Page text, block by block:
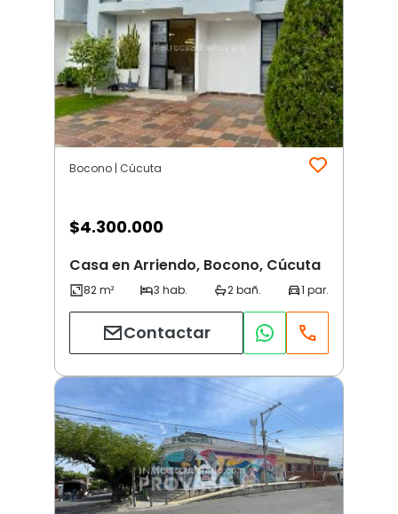
Bocono | Cúcuta
$4.300.000
Casa en Arriendo, Bocono, Cúcuta
Contactar